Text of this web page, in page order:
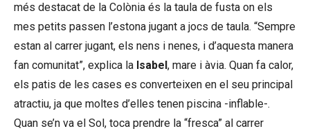
més destacat de la Colònia és la taula de fusta on els
mes petits passen l’estona jugant a jocs de taula. “Sempre
estan al carrer jugant, els nens i nenes, i d’aquesta manera
fan comunitat”, explica la Isabel , mare i àvia. Quan fa calor,
els patis de les cases es converteixen en el seu principal
atractiu, ja que moltes d’elles tenen piscina -inflable-.
Quan se’n va el Sol, toca prendre la “fresca” al carrer